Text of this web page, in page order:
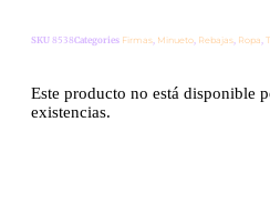
SKU 8538Categories Firmas, Minueto, Rebajas, Ropa,
Este producto no está disponible
existencias.